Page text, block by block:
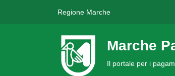
Regione Marche
Marche
Il portale per i